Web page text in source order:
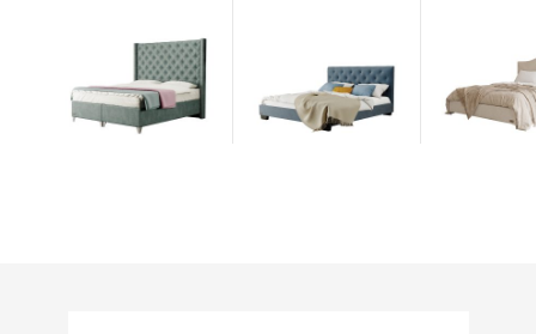
od 1.375,00€
od 696,00€
od 723,00